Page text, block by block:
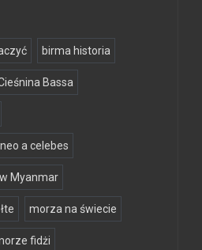
birma historia
Bassa
a celebes
Myanmar
morza na świecie
fidżi